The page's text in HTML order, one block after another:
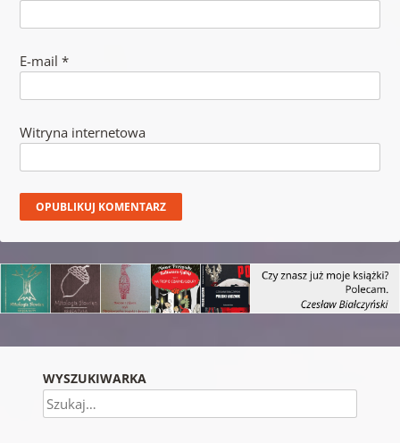
E-mail *
Witryna internetowa
WYSZUKIWARKA
Szukaj